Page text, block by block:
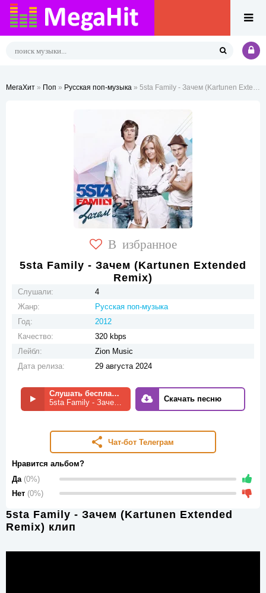
МегаХит » Поп » Русская поп-музыка » 5sta Family - Зачем (Kartunen Extended Remix)
В избранное
5sta Family - Зачем (Kartunen Extended
Remix)
Слушали:
4
Жанр:
Русская поп-музыка
Год:
2012
Качество:
320 kbps
Лейбл:
Zion Music
Дата релиза:
29 августа 2024
Слушать бесплатно
5sta Family - Зачем (Kartunen Extended Remix)
Скачать песню
Чат-бот Телеграм
Нравится альбом?
Да (0%)
Нет (0%)
5sta Family - Зачем (Kartunen Extended
Remix) клип